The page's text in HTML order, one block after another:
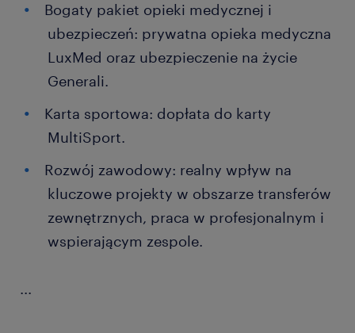
Bogaty pakiet opieki medycznej i
ubezpieczeń: prywatna opieka medyczna
LuxMed oraz ubezpieczenie na życie
Generali.
Karta sportowa: dopłata do karty
MultiSport.
Rozwój zawodowy: realny wpływ na
kluczowe projekty w obszarze transferów
zewnętrznych, praca w profesjonalnym i
wspierającym zespole.
...